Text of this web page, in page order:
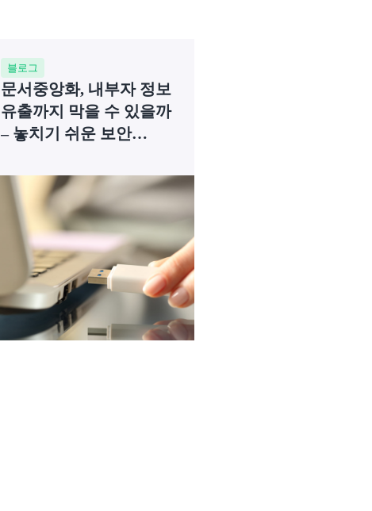
블로그
문서중앙화, 내부자 정보
유출까지 막을 수 있을까
– 놓치기 쉬운 보안